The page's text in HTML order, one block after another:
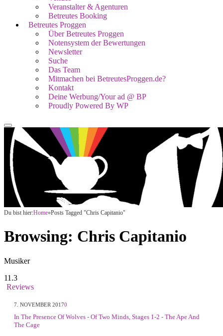
Veranstalter & Agenturen
Betreutes Booking
Betreutes Proggen
Über Betreutes Proggen
Notensystem der Bewertungen
Newsletter
Suche
Das Team
Mitmachen bei BetreutesProggen.de?
Kontakt
Deine Werbung/Your ad @ BP
Proudly Powered By WP
Du bist hier:Home»Posts Tagged "Chris Capitanio"
Browsing: Chris Capitanio
Musiker
11.3
Reviews
7. NOVEMBER 20170
In The Presence Of Wolves - Of Two Minds, Stages 1-2 - The Ape And
The Cage